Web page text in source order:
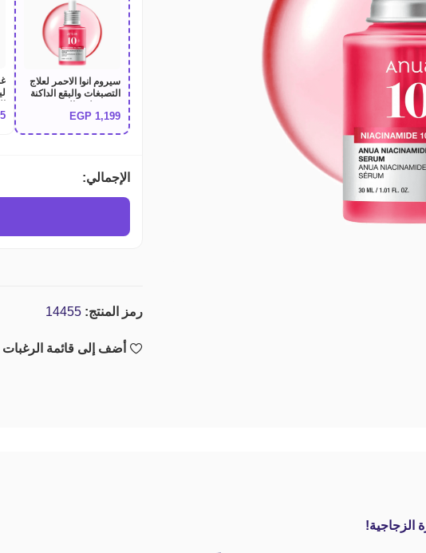
سيروم انوا الاحمر لعلاج
التصبغات والبقع الداكنة
وتوحيد لون البشرة
Anua Niacinamide
1,199
EGP
الإجمالي:
رمز المنتج: 14455
أضف إلى قائمة الرغبات
الزجاجية!